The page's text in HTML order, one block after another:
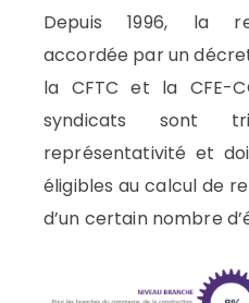
Depuis 1996, la
accordée par un décret
la CFTC et la CFE-
syndicats sont
représentativité et
éligibles au calcul de
d’un certain nombre